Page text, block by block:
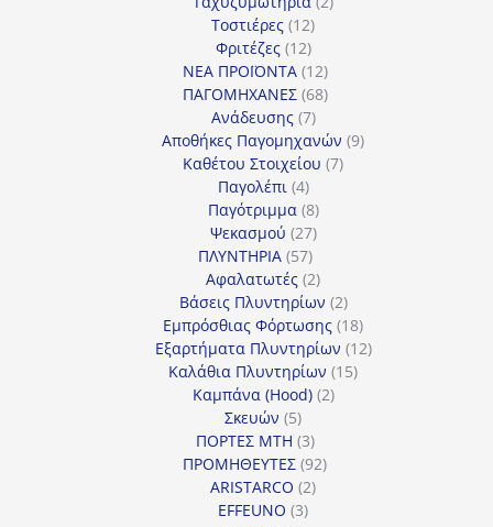
Τοστιέρες 1212
προϊόντα
Φριτέζες 1212
προϊόντα
ΝΕΑ ΠΡΟΪΟΝΤΑ 1212
προϊόντα
ΠΑΓΟΜΗΧΑΝΕΣ 6868
Ανάδευσης 77
προϊόντα
Αποθήκες Παγομηχανών 99
Καθέτου Στοιχείου 77
Παγολέπι 44
προϊόντα
Παγότριμμα 88
προϊόντα
Ψεκασμού 2727
προϊόντα
ΠΛΥΝΤΗΡΙΑ 5757
προϊόντα
Αφαλατωτές 22
προϊόντα
Βάσεις Πλυντηρίων 22
προϊόντα
Εμπρόσθιας Φόρτωσης 1818
προϊόντα
Εξαρτήματα Πλυντηρίων 1212
Καλάθια Πλυντηρίων 1515
Καμπάνα (Hood) 22
Σκευών 55
προϊόντα
ΠΟΡΤΕΣ MTH 33
προϊόντα
ΠΡΟΜΗΘΕΥΤΕΣ 9292
ARISTARCO 22
EFFEUNO 33